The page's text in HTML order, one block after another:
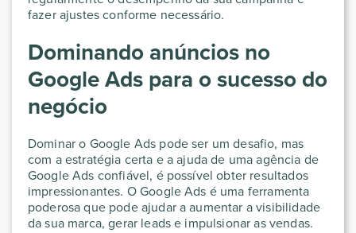
fazer ajustes conforme necessário.
Dominando anúncios no
Google Ads para o sucesso do
negócio
Dominar o Google Ads pode ser um desafio, mas
com a estratégia certa e a ajuda de uma agência de
Google Ads confiável, é possível obter resultados
impressionantes. O Google Ads é uma ferramenta
poderosa que pode ajudar a aumentar a visibilidade
da sua marca, gerar leads e impulsionar as vendas.